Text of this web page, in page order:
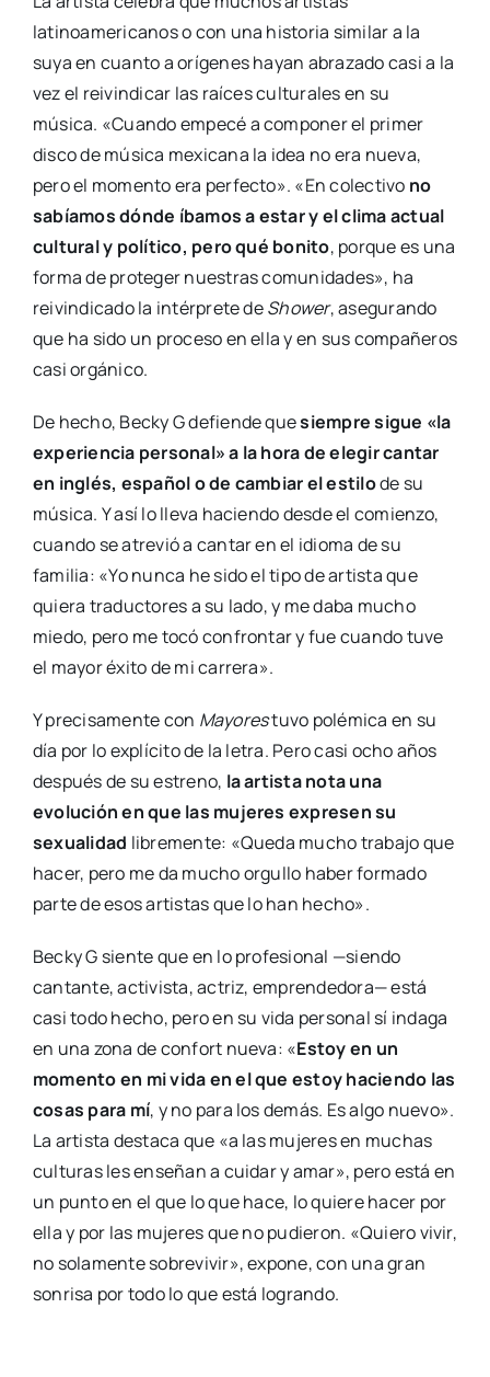
latinoamericanos o con una historia similar a la
suya en cuanto a orígenes hayan abrazado casi a la
vez el reivindicar las raíces culturales en su
música. «Cuando empecé a componer el primer
disco de música mexicana la idea no era nueva,
pero el momento era perfecto». «En colectivo no
sabíamos dónde íbamos a estar y el clima actual
cultural y político, pero qué bonito, porque es una
forma de proteger nuestras comunidades», ha
reivindicado la intérprete deShower, asegurando
que ha sido un proceso en ella y en sus compañeros
casi orgánico.
De hecho, Becky G defiende quesiempre sigue «la
experiencia personal» a la hora de elegir cantar
en inglés, español o de cambiar el estilode su
música. Y así lo lleva haciendo desde el comienzo,
cuando se atrevió a cantar en el idioma de su
familia: «Yo nunca he sido el tipo de artista que
quiera traductores a su lado, y me daba mucho
miedo, pero me tocó confrontar y fue cuando tuve
el mayor éxito de mi carrera».
Y precisamente con Mayorestuvo polémica en su
día por lo explícito de la letra. Pero casi ocho años
después de su estreno, la artista nota una
evolución en que las mujeres expresen su
sexualidad libremente: «Queda mucho trabajo que
hacer, pero me da mucho orgullo haber formado
parte de esos artistas que lo han hecho».
Becky G siente que en lo profesional —siendo
cantante, activista, actriz, emprendedora— está
casi todo hecho, pero en su vida personal sí indaga
en una zona de confort nueva: «Estoy en un
momento en mi vida en el que estoy haciendo las
cosas para mí, y no para los demás. Es algo nuevo».
La artista destaca que «a las mujeres en muchas
culturas les enseñan a cuidar y amar», pero está en
un punto en el que lo que hace, lo quiere hacer por
ella y por las mujeres que no pudieron. «Quiero vivir,
no solamente sobrevivir», expone, con una gran
sonrisa por todo lo que está logrando.